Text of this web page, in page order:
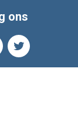
ons